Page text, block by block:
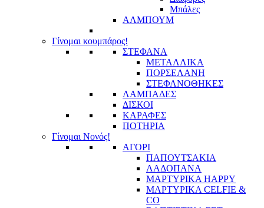
Μπάλες
ΑΛΜΠΟΥΜ
Γίνομαι κουμπάρος!
ΣΤΕΦΑΝΑ
ΜΕΤΑΛΛΙΚΑ
ΠΟΡΣΕΛΑΝΗ
ΣΤΕΦΑΝΟΘΗΚΕΣ
ΛΑΜΠΑΔΕΣ
ΔΙΣΚΟΙ
ΚΑΡΑΦΕΣ
ΠΟΤΗΡΙΑ
Γίνομαι Νονός!
ΑΓΟΡΙ
ΠΑΠΟΥΤΣΑΚΙΑ
ΛΑΔΟΠΑΝΑ
ΜΑΡΤΥΡΙΚΑ HAPPY
ΜΑΡΤΥΡΙΚΑ CELFIE &
CO